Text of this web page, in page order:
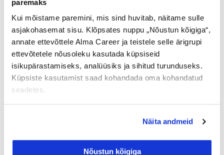
paremaks
Kui mõistame paremini, mis sind huvitab, näitame sulle
asjakohasemat sisu. Klõpsates nuppu „Nõustun kõigiga“,
annate ettevõttele Alma Career ja teistele selle ärigrupi
ettevõtetele nõusoleku kasutada küpsiseid
isikupärastamiseks, analüüsiks ja sihitud turunduseks.
Küpsiste kasutamist saad kohandada oma kohandatud
seadetes.
Näita andmeid
Nõustun kõigiga
CV.ee läbi iga-aastase Top Tööandja uuringu, mille
käigus selgus, kes on just need tööandjad, kelle
juures soovitakse enim töötada.
Loe lisaks »
Veel artikleid